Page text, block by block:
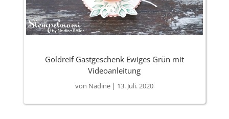
Goldreif Gastgeschenk Ewiges Grün mit
Videoanleitung
von Nadine | 13. Juli. 2020